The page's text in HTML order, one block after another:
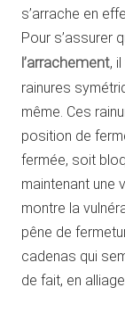
s’arrache en
Pour s’assurer
l’arrachement,
rainures
même. Ces
position de
fermée, soit
maintenant une
montre la
pêne de
cadenas qui
de fait, en